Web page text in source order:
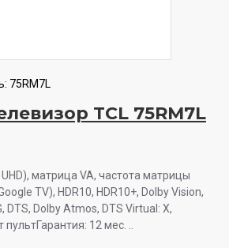
75RM7L
TCL 75RM7L
матрица VA, частота матрицы
TV), HDR10, HDR10+, Dolby Vision,
DTS, Dolby Atmos, DTS Virtual: X,
пультГарантия: 12 мес. ..